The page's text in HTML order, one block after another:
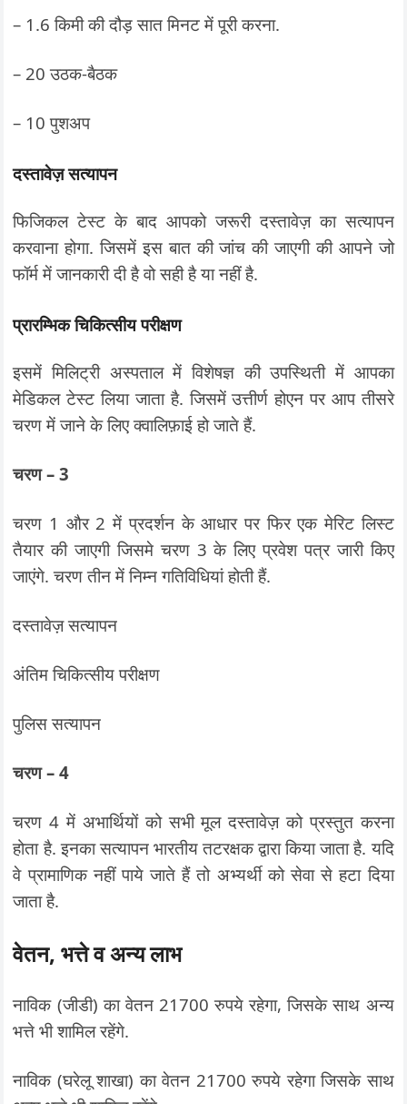
– 1.6 किमी की दौड़ सात मिनट में पूरी करना.
– 20 उठक-बैठक
– 10 पुशअप
दस्तावेज़ सत्यापन
फिजिकल टेस्ट के बाद आपको जरूरी दस्तावेज़ का सत्यापन
करवाना होगा. जिसमें इस बात की जांच की जाएगी की आपने जो
फॉर्म में जानकारी दी है वो सही है या नहीं है.
प्रारम्भिक चिकित्सीय परीक्षण
इसमें मिलिट्री अस्पताल में विशेषज्ञ की उपस्थिती में आपका
मेडिकल टेस्ट लिया जाता है. जिसमें उत्तीर्ण होएन पर आप तीसरे
चरण में जाने के लिए क्वालिफ़ाई हो जाते हैं.
चरण – 3
चरण 1 और 2 में प्रदर्शन के आधार पर फिर एक मेरिट लिस्ट
तैयार की जाएगी जिसमे चरण 3 के लिए प्रवेश पत्र जारी किए
जाएंगे. चरण तीन में निम्न गतिविधियां होती हैं.
दस्तावेज़ सत्यापन
अंतिम चिकित्सीय परीक्षण
पुलिस सत्यापन
चरण – 4
चरण 4 में अभार्थियों को सभी मूल दस्तावेज़ को प्रस्तुत करना
होता है. इनका सत्यापन भारतीय तटरक्षक द्वारा किया जाता है. यदि
वे प्रामाणिक नहीं पाये जाते हैं तो अभ्यर्थी को सेवा से हटा दिया
जाता है.
वेतन, भत्ते व अन्य लाभ
नाविक (जीडी) का वेतन 21700 रुपये रहेगा, जिसके साथ अन्य
भत्ते भी शामिल रहेंगे.
नाविक (घरेलू शाखा) का वेतन 21700 रुपये रहेगा जिसके साथ